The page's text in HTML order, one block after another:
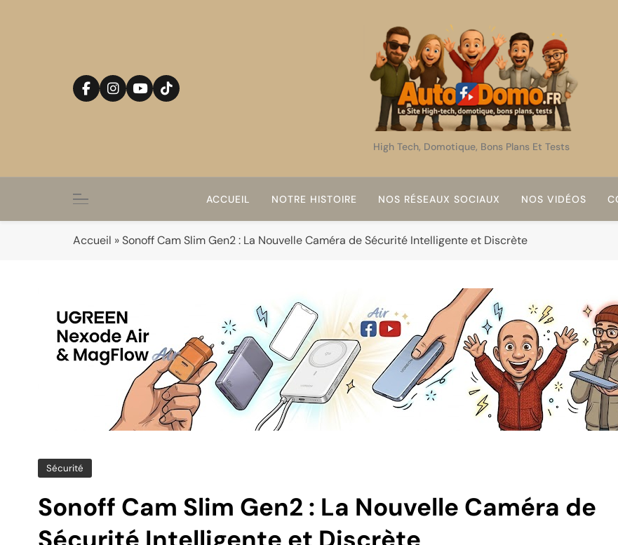
AutoDomo
High Tech, Domotique, Bons Plans Et Tests
ACCUEIL NOTRE HISTOIRE NOS RÉSEAUX SOCIAUX NOS VIDÉOS
Accueil »Sonoff Cam Slim Gen2 : La Nouvelle Caméra de Sécurité Intelligente et Discrète
Sécurité
Sonoff Cam Slim Gen2 : La Nouvelle Caméra de